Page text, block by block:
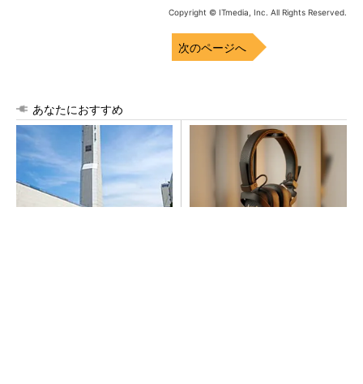
Copyright © ITmedia, Inc. All Rights Reserved.
次のページへ
あなたにおすすめ